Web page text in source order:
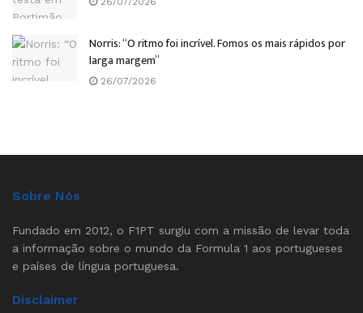
Norris: “O ritmo foi incrível. Fomos os mais rápidos por
larga margem”
26/07/2026
Sobre Nós
Fundado em 2012, o F1PT surgiu com a missão de levar toda
a informação sobre o mundo da Formula 1 aos portugueses
e países de língua portuguesa.
Disclaimer